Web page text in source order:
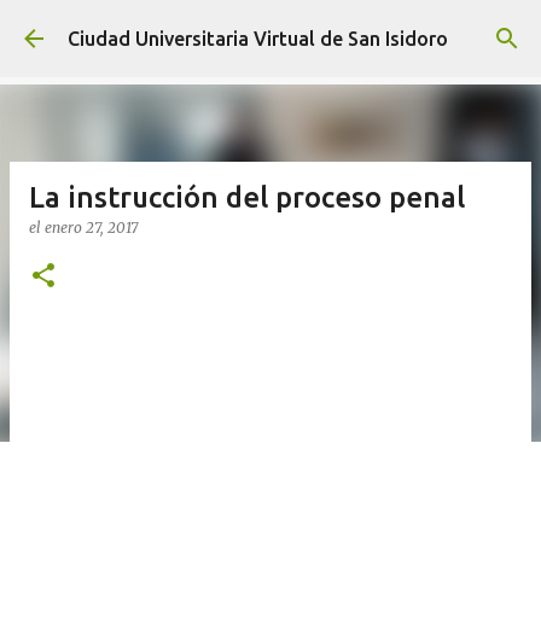
Ir al contenido principal
Ciudad Universitaria Virtual de San Isidoro
La instrucción del proceso penal
el enero 27, 2017